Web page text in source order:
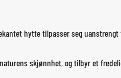
hytte tilpasser seg
skjønnhet, og tilbyr et